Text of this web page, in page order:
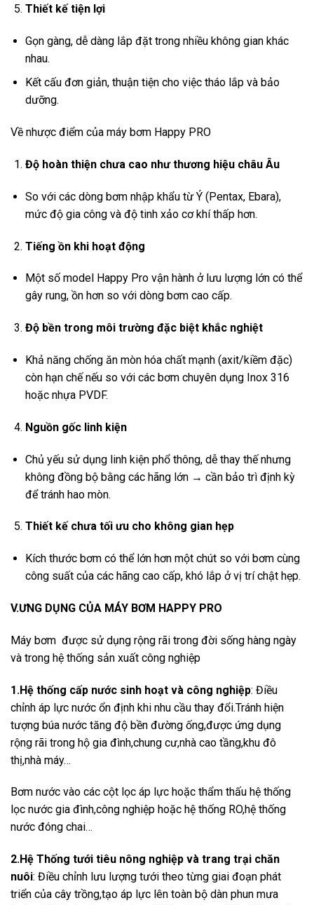
Thiết kế tiện lợi
Gọn gàng, dễ dàng lắp đặt trong nhiều không gian khác
nhau.
Kết cấu đơn giản, thuận tiện cho việc tháo lắp và bảo
dưỡng.
Về nhược điểm của máy bơm Happy PRO
Độ hoàn thiện chưa cao như thương hiệu châu Âu
So với các dòng bơm nhập khẩu từ Ý (Pentax, Ebara),
mức độ gia công và độ tinh xảo cơ khí thấp hơn.
Tiếng ồn khi hoạt động
Một số model Happy Pro vận hành ở lưu lượng lớn có thể
gây rung, ồn hơn so với dòng bơm cao cấp.
Độ bền trong môi trường đặc biệt khắc nghiệt
Khả năng chống ăn mòn hóa chất mạnh (axit/kiềm đặc)
còn hạn chế nếu so với các bơm chuyên dụng Inox 316
hoặc nhựa PVDF.
Nguồn gốc linh kiện
Chủ yếu sử dụng linh kiện phổ thông, dễ thay thế nhưng
không đồng bộ bằng các hãng lớn → cần bảo trì định kỳ
để tránh hao mòn.
Thiết kế chưa tối ưu cho không gian hẹp
Kích thước bơm có thể lớn hơn một chút so với bơm cùng
công suất của các hãng cao cấp, khó lắp ở vị trí chật hẹp.
V.ƯNG DỤNG CỦA MÁY BƠM HAPPY PRO
Máy bơm được sử dụng rộng rãi trong đời sống hàng ngày
và trong hệ thống sản xuất công nghiệp
1.Hệ thống cấp nước sinh hoạt và công nghiệp: Điều
chỉnh áp lực nước ổn định khi nhu cầu thay đổi.Tránh hiện
tượng búa nước tăng độ bền đường ống,được ứng dụng
rộng rãi trong hộ gia đình,chung cư,nhà cao tầng,khu đô
thị,nhà máy…
Bơm nước vào các cột lọc áp lực hoặc thẩm thấu hệ thống
lọc nước gia đình,công nghiệp hoặc hệ thống RO,hệ thống
nước đóng chai…
2.Hệ Thống tưới tiêu nông nghiệp và trang trại chăn
nuôi: Điều chỉnh lưu lượng tưới theo từng giai đoạn phát
triển của cây trồng,tạo áp lực lên toàn bộ dàn phun mưa